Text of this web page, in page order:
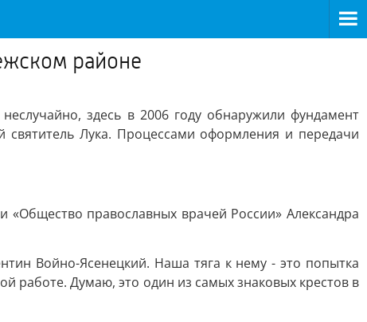
районе
здесь в 2006 году обнаружили фундамент
Лука. Процессами оформления и передачи
православных врачей России» Александра
Войно-Ясенецкий. Наша тяга к нему - это попытка
работе. Думаю, это один из самых знаковых крестов в